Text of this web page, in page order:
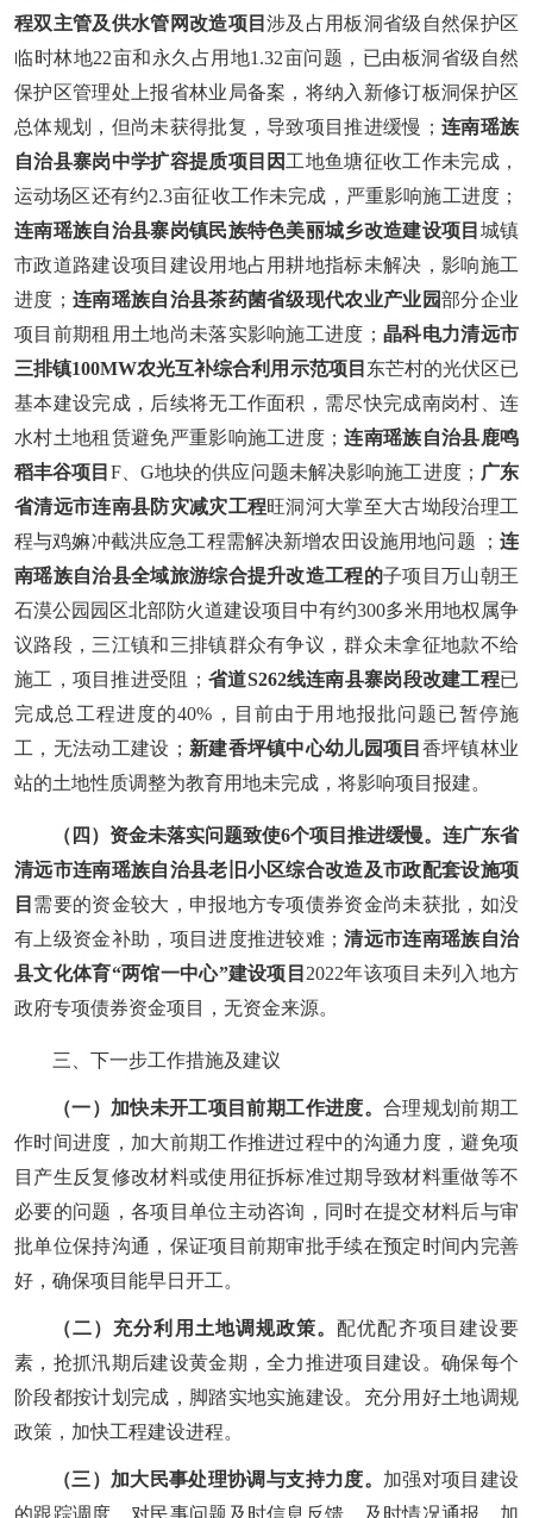
程双主管及供水管网改造项目涉及占用板洞省级自然保护区
临时林地22亩和永久占用地1.32亩问题，已由板洞省级自然
保护区管理处上报省林业局备案，将纳入新修订板洞保护区
总体规划，但尚未获得批复，导致项目推进缓慢； 连南瑶族
自治县寨岗中学扩容提质项目因 工地鱼塘征收工作未完成，
运动场区还有约2.3亩征收工作未完成，严重影响施工进度；
连南瑶族自治县寨岗镇民族特色美丽城乡改造建设项目 城镇
市政道路建设项目建设用地占用耕地指标未解决，影响施工
进度 ； 连南瑶族自治县茶药菌省级现代农业产业园部分企业
项目前期租用土地尚未落实影响施工进度； 晶科电力清远市
三排镇100MW农光互补综合利用示范项目 东芒村的光伏区已
基本建设完成， 后续将无工作面积，需尽快完成南岗村、连
水村土地租赁避免严重影响施工进度；连南瑶族自治县鹿鸣
稻丰谷项目 F、G地块的供应问题未解决影响施工进度； 广东
省清远市连南县防灾减灾工程旺洞河大掌至大古坳段治理工
程与鸡嫲冲截洪应急工程需解决新增农田设施用地问题 ； 连
南瑶族自治县全域旅游综合提升改造工程的子项目万山朝王
石漠公园园区北部防火道建设项目中有约300多米用地权属争
议路段，三江镇和三排镇群众有争议，群众未拿征地款不给
施工，项目推进受阻
； 省道S262线连南县寨岗段改建工程已
完成总工程进度的40%，目前由于用地报批问题已暂停施
工，无法动工建设； 新建香坪镇中心幼儿园项目 香坪镇林业
站的土地性质调整为教育用地未完成，将影响项目报建。
（四）资金未落实问题致使6个项目推进缓慢。连广东省
清远市连南瑶族自治县老旧小区综合改造及市政配套设施项
目 需要的资金较大，申报地方专项债券资金尚未获批，如没
有上级资金补助，项目进度推进较难；清远市连南瑶族自治
县文化体育“两馆一中心”建设项目 2022年该项目未列入地方
政府专项债券资金项目，无资金来源。
三、 下一步工作措施及建议
（一） 加快未开工项目前期工作进度。 合理规划前期工
作时间进度，加大前期工作推进过程中的沟通力度，避免项
目产生反复修改材料或使用征拆标准过期导致材料重做等不
必要的问题，各项目单位主动咨询，同时在提交材料后与审
批单位保持沟通 ， 保证项目前期审批手续在预定时间内完善
好， 确保项目能早日开工。
（二） 充分利用 土地调规政策。 配优配齐项目建设要
素，抢抓汛期后建设黄金期，全力推进项目建设。确保每个
阶段都按计划完成，脚踏实地实施建设。充分用好土地调规
政策，加快工程建设进程。
（三） 加大民事处理协调与支持力度。 加强对项目建设
的跟踪调度，对民事问题及时信息反馈、及时情况通报，加